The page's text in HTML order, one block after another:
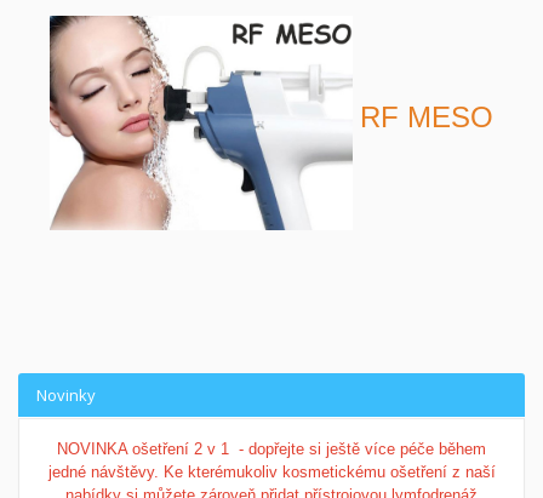
RF MESO
Novinky
NOVINKA ošetření 2 v 1 - dopřejte si ještě více péče během
jedné návštěvy. Ke kterémukoliv kosmetickému ošetření z naší